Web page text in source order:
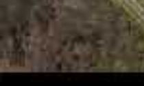
Phase
Unité